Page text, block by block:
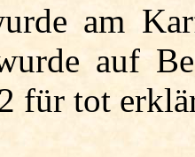
am
auf
für tot